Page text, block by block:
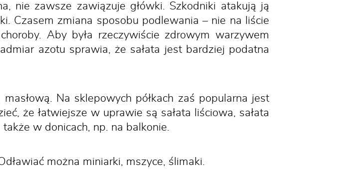
nie zawsze zawiązuje główki. Szkodniki atakują ją
Czasem zmiana sposobu podlewania – nie na liście
Aby była rzeczywiście zdrowym warzywem
azotu sprawia, że sałata jest bardziej podatna
Na sklepowych półkach zaś popularna jest
że łatwiejsze w uprawie są sałata liściowa, sałata
w donicach, np. na balkonie.
można miniarki, mszyce, ślimaki.